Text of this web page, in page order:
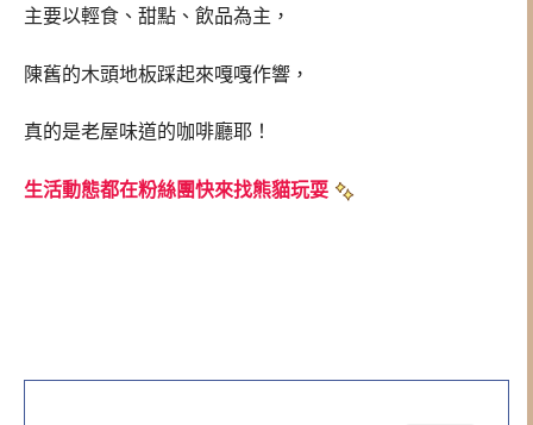
主要以輕食、甜點、飲品為主，
陳舊的木頭地板踩起來嘎嘎作響，
真的是老屋味道的咖啡廳耶！
生活動態都在粉絲團快來找熊貓玩耍